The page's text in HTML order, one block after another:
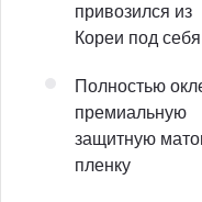
привозился из
Кореи под себя
Полностью
премиальную
защитную
пленку